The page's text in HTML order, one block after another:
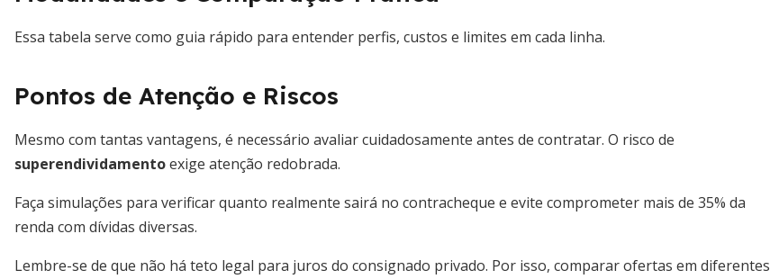
Essa tabela serve como guia rápido para entender perfis, custos e limites em cada linha.
Pontos de Atenção e Riscos
Mesmo com tantas vantagens, é necessário avaliar cuidadosamente antes de contratar. O risco de
superendividamentoexige atenção redobrada.
Faça simulações para verificar quanto realmente sairá no contracheque e evite comprometer mais de 35% da
renda com dívidas diversas.
Lembre-se de que não há teto legal para juros do consignado privado. Por isso, comparar ofertas em diferentes